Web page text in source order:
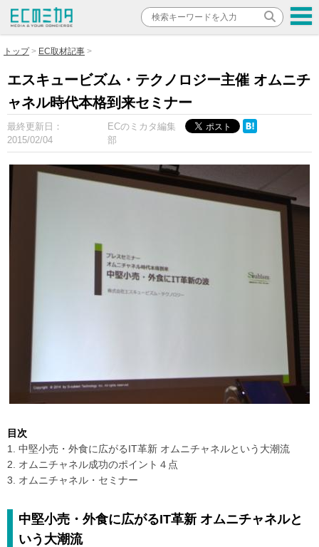
トップ EC取材記事
エスキュービズム・テクノロジー主催 オムニチ
ャネル時代本格到来セミナー
最終更新日：
2015/02/04
ECのミカタ編集
部
目次
1. 中堅小売・外食に広がるIT革新 オムニチャネルという大潮流
2. オムニチャネル成功のポイント４点
3. オムニチャネル・セミナー
中堅小売・外食に広がるIT革新 オムニチャネルと
いう大潮流